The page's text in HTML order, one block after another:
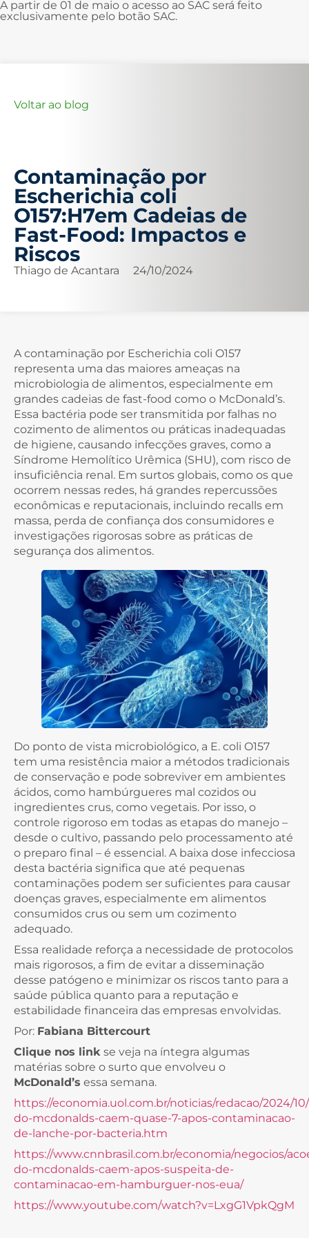
A partir de 01 de maio o acesso ao SAC será feito
exclusivamente pelo botão SAC.
Voltar ao blog
Contaminação por
Escherichia coli
O157:H7em Cadeias de
Fast-Food: Impactos e
Riscos
Thiago de Acantara 24/10/2024
A contaminação por Escherichia coli O157
representa uma das maiores ameaças na
microbiologia de alimentos, especialmente em
grandes cadeias de fast-food como o McDonald’s.
Essa bactéria pode ser transmitida por falhas no
cozimento de alimentos ou práticas inadequadas
de higiene, causando infecções graves, como a
Síndrome Hemolítico Urêmica (SHU), com risco de
insuficiência renal. Em surtos globais, como os que
ocorrem nessas redes, há grandes repercussões
econômicas e reputacionais, incluindo recalls em
massa, perda de confiança dos consumidores e
investigações rigorosas sobre as práticas de
segurança dos alimentos.
Do ponto de vista microbiológico, a E. coli O157
tem uma resistência maior a métodos tradicionais
de conservação e pode sobreviver em ambientes
ácidos, como hambúrgueres mal cozidos ou
ingredientes crus, como vegetais. Por isso, o
controle rigoroso em todas as etapas do manejo –
desde o cultivo, passando pelo processamento até
o preparo final – é essencial. A baixa dose infecciosa
desta bactéria significa que até pequenas
contaminações podem ser suficientes para causar
doenças graves, especialmente em alimentos
consumidos crus ou sem um cozimento
adequado.
Essa realidade reforça a necessidade de protocolos
mais rigorosos, a fim de evitar a disseminação
desse patógeno e minimizar os riscos tanto para a
saúde pública quanto para a reputação e
estabilidade financeira das empresas envolvidas.
Por: Fabiana Bittercourt
Clique nos link se veja na íntegra algumas
matérias sobre o surto que envolveu o
McDonald’s essa semana.
https://economia.uol.com.br/noticias/redacao/2024/
do-mcdonalds-caem-quase-7-apos-contaminacao-
de-lanche-por-bacteria.htm
https://www.cnnbrasil.com.br/economia/negocios/
do-mcdonalds-caem-apos-suspeita-de-
contaminacao-em-hamburguer-nos-eua/
https://www.youtube.com/watch?v=LxgG1VpkQgM